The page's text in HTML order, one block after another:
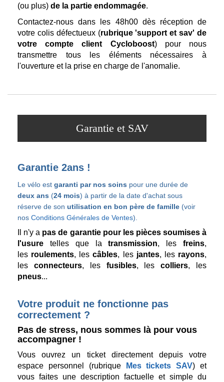
(ou plus) de la partie endommagée.
Contactez-nous dans les 48h00 dès réception de
votre colis défectueux (rubrique 'support et sav' de
votre compte client Cycloboost) pour nous
transmettre tous les éléments nécessaires à
l'ouverture et la prise en charge de l'anomalie.
Garantie et SAV
Garantie 2ans !
Le vélo est garanti par nos soins pour une durée de
deux ans (24 mois) à partir de la date d'achat sous
réserve de son utilisation en bon père de famille (voir
nos Conditions Générales de Ventes).
Il n'y a pas de garantie pour les pièces soumises à
l'usure
telles que latransmission, lesfreins,
les roulements, les câbles, les jantes, les rayons,
les
connecteurs, les fusibles, lescolliers, les
pneus...
Votre produit ne fonctionne pas
correctement ?
Pas de stress, nous sommes là pour vous
accompagner !
Vous ouvrez un ticket directement depuis votre
espace personnel (rubrique
Mes tickets SAV) et
vous faites une description factuelle et simple du